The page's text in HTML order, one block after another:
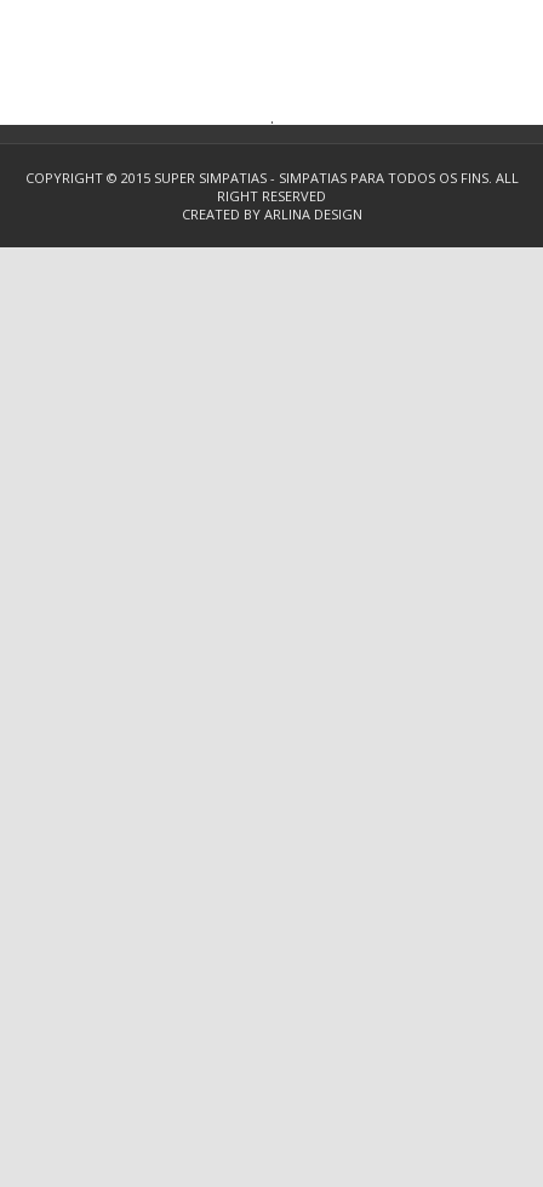
.
COPYRIGHT © 2015 SUPER SIMPATIAS - SIMPATIAS PARA TODOS OS FINS. ALL
RIGHT RESERVED
CREATED BY ARLINA DESIGN